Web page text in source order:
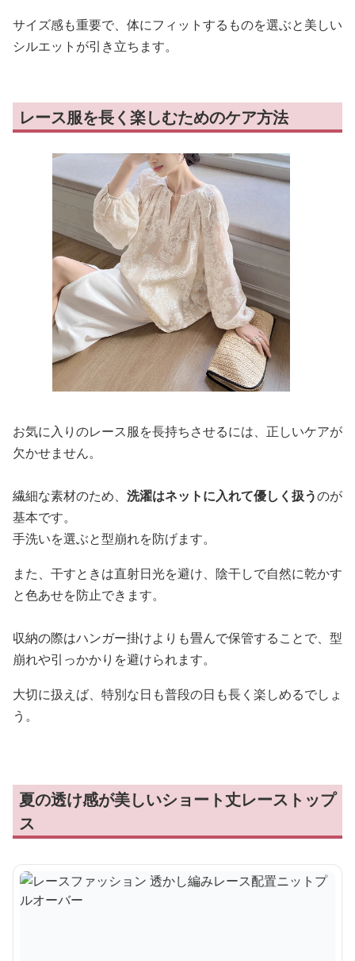
サイズ感も重要で、体にフィットするものを選ぶと美しい
シルエットが引き立ちます。
レース服を長く楽しむためのケア方法
お気に入りのレース服を長持ちさせるには、正しいケアが
欠かせません。
繊細な素材のため、 洗濯はネットに入れて優しく扱うのが
基本です。
手洗いを選ぶと型崩れを防げます。
また、干すときは直射日光を避け、陰干しで自然に乾かす
と色あせを防止できます。
収納の際はハンガー掛けよりも畳んで保管することで、型
崩れや引っかかりを避けられます。
大切に扱えば、特別な日も普段の日も長く楽しめるでしょ
う。
夏の透け感が美しいショート丈レーストップ
ス